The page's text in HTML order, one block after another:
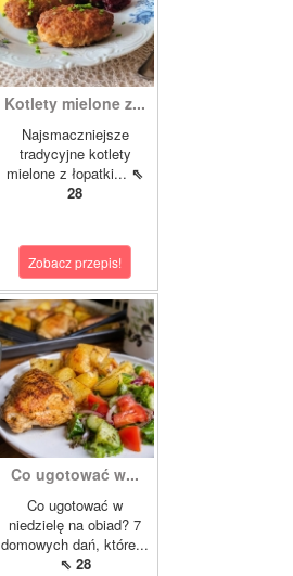
Kotlety mielone z...
Najsmaczniejsze
tradycyjne kotlety
mielone z łopatki... ⇖
28
Zobacz przepis!
Co ugotować w...
Co ugotować w
niedzielę na obiad? 7
domowych dań, które...
⇖ 28